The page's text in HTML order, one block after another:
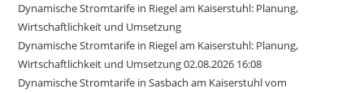
Dynamische Stromtarife in Riegel am Kaiserstuhl: Planung,
Wirtschaftlichkeit und Umsetzung
Dynamische Stromtarife in Riegel am Kaiserstuhl: Planung,
Wirtschaftlichkeit und Umsetzung 02.08.2026 16:08
Dynamische Stromtarife in Sasbach am Kaiserstuhl vom